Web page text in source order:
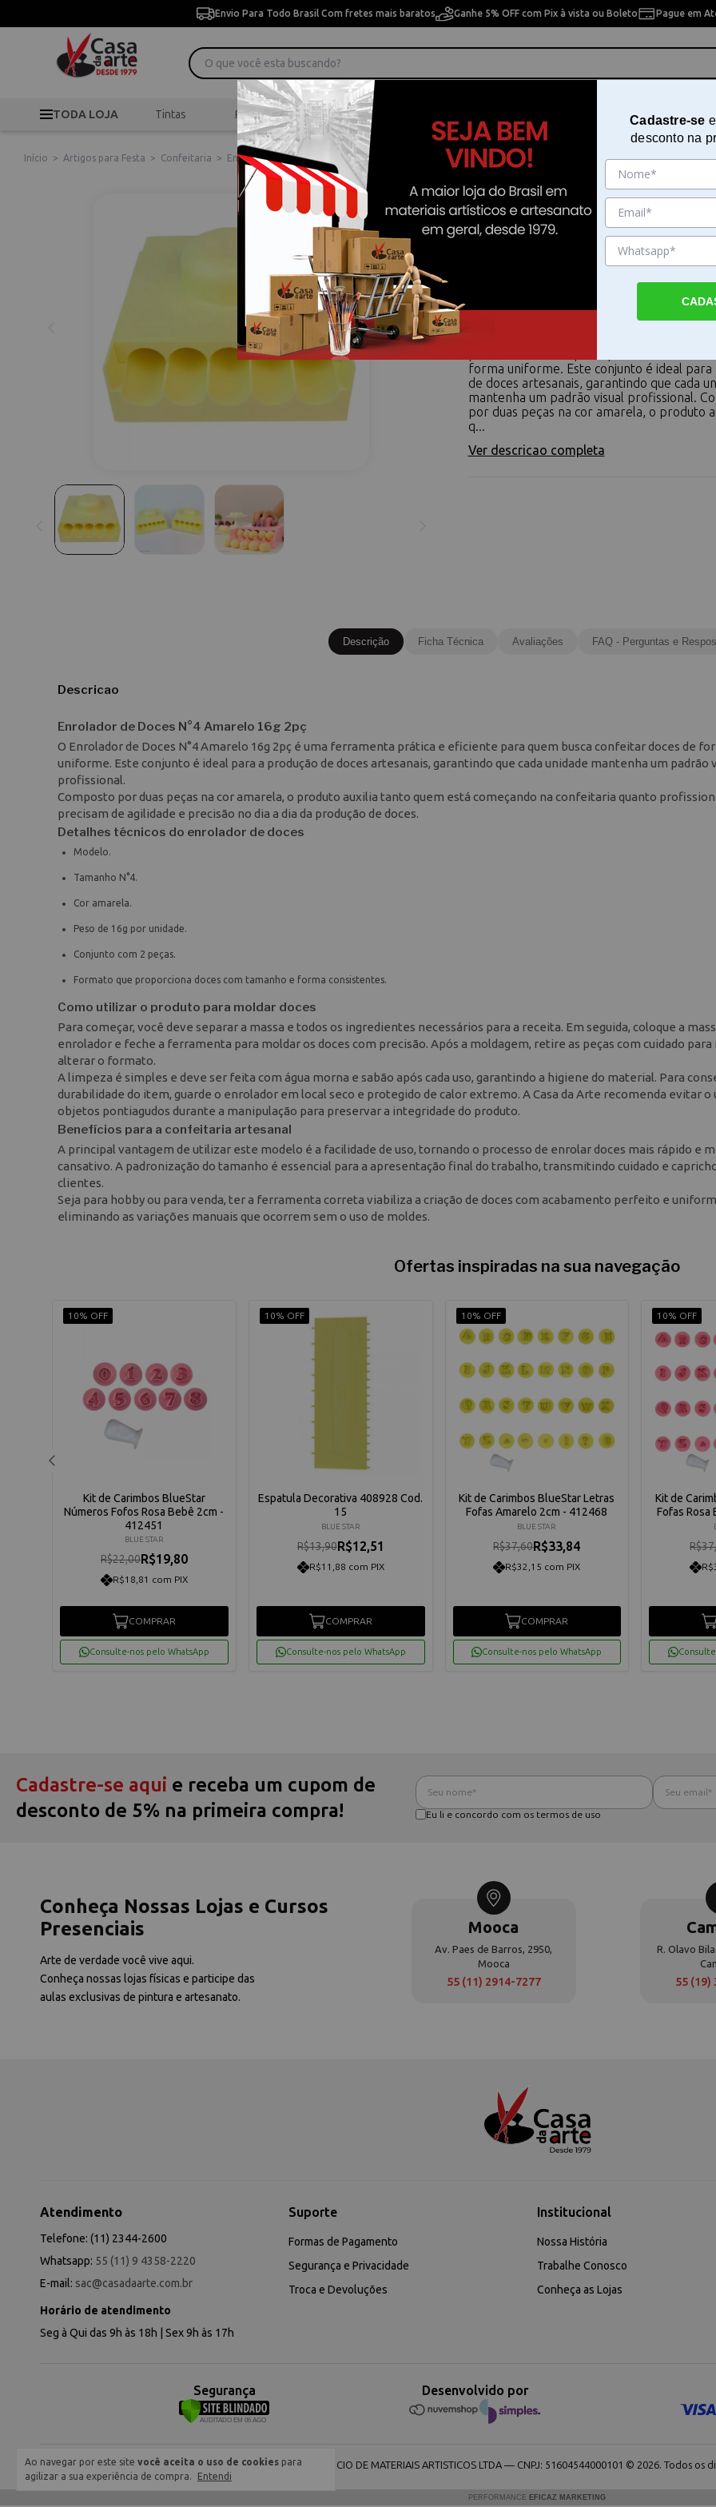
Envio Para Todo Brasil Com fretes mais baratos Ganhe 5% OFF com Pix à vista ou Boleto Pague em
TODA LOJA Tintas Pincéis Desenho Pintura
Ao navegar por este site você aceita o uso de cookies para
agilizar a sua experiência de compra.
Entendi
Início > Artigos para Festa > Confeitaria > Enrolador de Doces 411812 N°4 Amarelo 16g 2pç
Enrolador de Doces 411812 N°4
16g 2pç
Enrolador de Doces N°4 Amarelo 16g 2pç
forma uniforme. Este conjunto é ideal para
de doces artesanais, garantindo que cada
mantenha um padrão visual profissional.
por duas peças na cor amarela, o produto
q...
Ver descricao completa
Descrição Ficha Técnica Avaliações FAQ - Perguntas e
Descricao
Enrolador de Doces N°4 Amarelo 16g 2pç
O Enrolador de Doces N°4 Amarelo 16g 2pç é uma ferramenta prática e eficiente para quem busca confeitar doces de
uniforme. Este conjunto é ideal para a produção de doces artesanais, garantindo que cada unidade mantenha um padrão
profissional.
Composto por duas peças na cor amarela, o produto auxilia tanto quem está começando na confeitaria quanto
precisam de agilidade e precisão no dia a dia da produção de doces.
Detalhes técnicos do enrolador de doces
Modelo.
Tamanho N°4.
Cor amarela.
Peso de 16g por unidade.
Conjunto com 2 peças.
Formato que proporciona doces com tamanho e forma consistentes.
Como utilizar o produto para moldar doces
Para começar, você deve separar a massa e todos os ingredientes necessários para a receita. Em seguida, coloque a
enrolador e feche a ferramenta para moldar os doces com precisão. Após a moldagem, retire as peças com cuidado para
alterar o formato.
A limpeza é simples e deve ser feita com água morna e sabão após cada uso, garantindo a higiene do material. Para
durabilidade do item, guarde o enrolador em local seco e protegido de calor extremo. A Casa da Arte recomenda evitar o
objetos pontiagudos durante a manipulação para preservar a integridade do produto.
Benefícios para a confeitaria artesanal
A principal vantagem de utilizar este modelo é a facilidade de uso, tornando o processo de enrolar doces mais rápido e
cansativo. A padronização do tamanho é essencial para a apresentação final do trabalho, transmitindo cuidado e
clientes.
Seja para hobby ou para venda, ter a ferramenta correta viabiliza a criação de doces com acabamento perfeito e
eliminando as variações manuais que ocorrem sem o uso de moldes.
Ofertas inspiradas na sua navegação
10% OFF
Kit de Carimbos BlueStar
Números Fofos Rosa Bebê 2cm -
412451
BLUE STAR
R$22,00R$19,80
R$18,81 com PIX
COMPRAR
Consulte-nos pelo WhatsApp
10% OFF
Espatula Decorativa 408928 Cod.
15
BLUE STAR
R$13,90R$12,51
R$11,88 com PIX
COMPRAR
Consulte-nos pelo WhatsApp
10% OFF
Kit de Carimbos BlueStar Letras
Fofas Amarelo 2cm - 412468
BLUE STAR
R$37,60R$33,84
R$32,15 com PIX
COMPRAR
Consulte-nos pelo WhatsApp
10% OFF
Kit de
Fofas Rosa
Cadastre-se aqui e receba um cupom de
desconto de 5% na primeira compra!
Eu li e concordo com os termos de uso
Conheça Nossas Lojas e Cursos
Presenciais
Arte de verdade você vive aqui.
Conheça nossas lojas físicas e participe das
aulas exclusivas de pintura e artesanato.
Mooca
Av. Paes de Barros, 2950,
Mooca
55 (11) 2914-7277
R. Olavo
55 (19)
Atendimento
Telefone: (11) 2344-2600
Whatsapp: 55 (11) 9 4358-2220
E-mail: sac@casadaarte.com.br
Horário de atendimento
Seg à Qui das 9h às 18h | Sex 9h às 17h
Suporte
Formas de Pagamento
Segurança e Privacidade
Troca e Devoluções
Institucional
Nossa História
Trabalhe Conosco
Conheça as Lojas
Segurança Desenvolvido por
NEVA COMERCIO DE MATERIAIS ARTISTICOS LTDA — CNPJ: 51604544000101 © 2026. Todos os
Cadastre-se
desconto na